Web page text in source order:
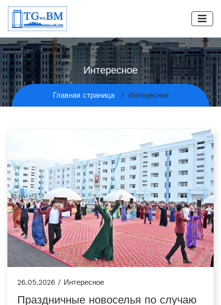
Интересное
Главная страница Интересное
26.05.2026 / Интересное
Праздничные новоселья по случаю